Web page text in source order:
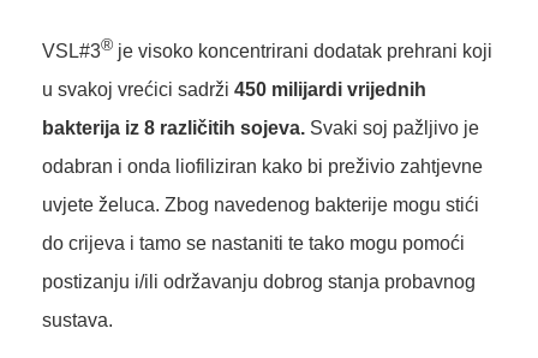
VSL#3® je visoko koncentrirani dodatak prehrani koji
u svakoj vrećici sadrži 450 milijardi vrijednih
bakterija iz 8 različitih sojeva. Svaki soj pažljivo je
odabran i onda liofiliziran kako bi preživio zahtjevne
uvjete želuca. Zbog navedenog bakterije mogu stići
do crijeva i tamo se nastaniti te tako mogu pomoći
postizanju i/ili održavanju dobrog stanja probavnog
sustava.